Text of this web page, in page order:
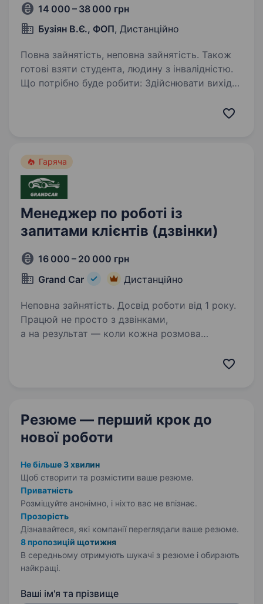
14 000 – 38 000 грн
Бузіян В.Є., ФОП, Дистанційно
Повна зайнятість, неповна зайнятість. Також
готові взяти студента, людину з інвалідністю.
Що потрібно буде робити: Здійснювати вихідні
дзвінки…
Гаряча
Менеджер по роботі із
запитами клієнтів (дзвінки)
16 000 – 20 000 грн
Grand Car
Дистанційно
Неповна зайнятість. Досвід роботи від 1 року.
Працюй не просто з дзвінками,
а на результат — коли кожна розмова
Резюме — перший крок до
нової роботи
Не більше 3 хвилин
Щоб створити та розмістити ваше резюме.
Приватність
Розміщуйте анонімно, і ніхто вас не впізнає.
Прозорість
Дізнавайтеся, які компанії переглядали ваше резюме.
8 пропозицій щотижня
В середньому отримують шукачі з резюме і обирають
найкращі.
Ваші ім'я та прізвище